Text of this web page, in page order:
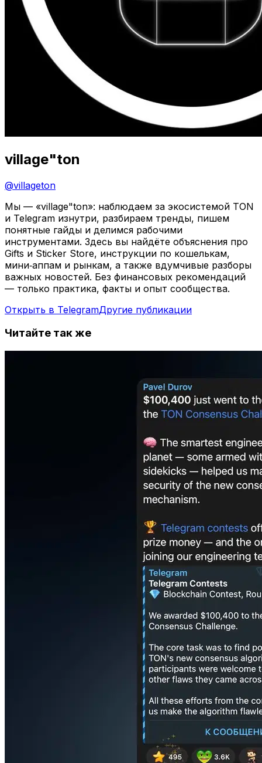
village"ton
@villageton
Мы — «village"ton»: наблюдаем за экосистемой TON
и Telegram изнутри, разбираем тренды, пишем
понятные гайды и делимся рабочими
инструментами. Здесь вы найдёте объяснения про
Gifts и Sticker Store, инструкции по кошелькам,
мини‑аппам и рынкам, а также вдумчивые разборы
важных новостей. Без финансовых рекомендаций
— только практика, факты и опыт сообщества.
Открыть в TelegramДругие публикации
Читайте так же